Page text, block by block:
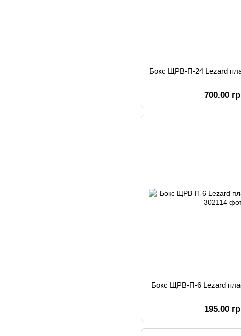
Бокс ЩРВ-П-24 Lezard
700.00
Бокс ЩРВ-П-6 Lezard
195.00